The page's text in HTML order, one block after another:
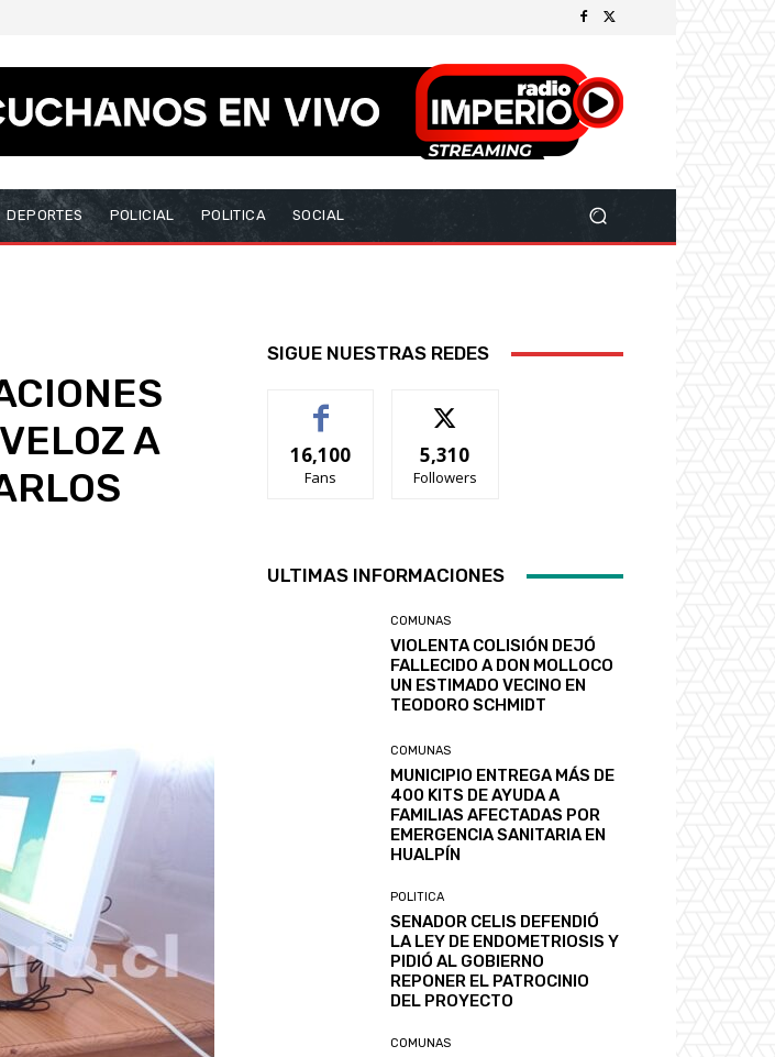
DEPORTES POLICIAL POLITICA SOCIAL
A
SIGUE NUESTRAS REDES
16,100
Fans
5,310
Followers
ULTIMAS INFORMACIONES
COMUNAS
VIOLENTA COLISIÓN DEJÓ
FALLECIDO A DON MOLLOCO
UN ESTIMADO VECINO EN
TEODORO SCHMIDT
COMUNAS
MUNICIPIO ENTREGA MÁS DE
400 KITS DE AYUDA A
FAMILIAS AFECTADAS POR
EMERGENCIA SANITARIA EN
HUALPÍN
POLITICA
SENADOR CELIS DEFENDIÓ
LA LEY DE ENDOMETRIOSIS Y
PIDIÓ AL GOBIERNO
REPONER EL PATROCINIO
DEL PROYECTO
COMUNAS